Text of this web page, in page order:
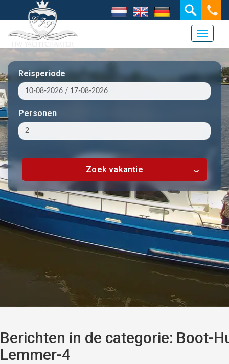
Reisperiode
Personen
Zoek vakantie
Toggle
Berichten in de categorie: Boot-
Lemmer-4